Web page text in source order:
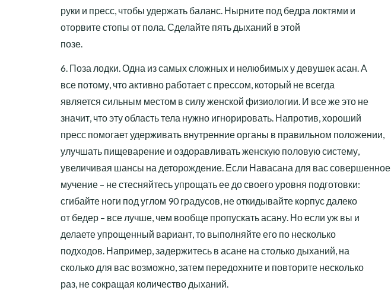
руки и пресс, чтобы удержать баланс. Нырните под бедра локтями и
оторвите стопы от пола. Сделайте пять дыханий в этой
позе.
6. Поза лодки. Одна из самых сложных и нелюбимых у девушек асан. А
все потому, что активно работает с прессом, который не всегда
является сильным местом в силу женской физиологии. И все же это не
значит, что эту область тела нужно игнорировать. Напротив, хороший
пресс помогает удерживать внутренние органы в правильном положении,
улучшать пищеварение и оздоравливать женскую половую систему,
увеличивая шансы на деторождение. Если Навасана для вас совершенное
мучение – не стесняйтесь упрощать ее до своего уровня подготовки:
сгибайте ноги под углом 90 градусов, не откидывайте корпус далеко
от бедер – все лучше, чем вообще пропускать асану. Но если уж вы и
делаете упрощенный вариант, то выполняйте его по несколько
подходов. Например, задержитесь в асане на столько дыханий, на
сколько для вас возможно, затем передохните и повторите несколько
раз, не сокращая количество дыханий.